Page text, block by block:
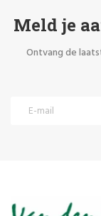
Meld je
Ontvang de